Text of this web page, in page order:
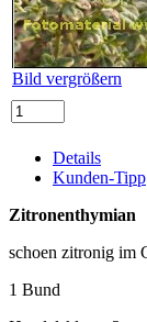
Bild vergrößern
Details
Kunden-Tipp
Zitronenthymian
schoen zitronig im
1 Bund